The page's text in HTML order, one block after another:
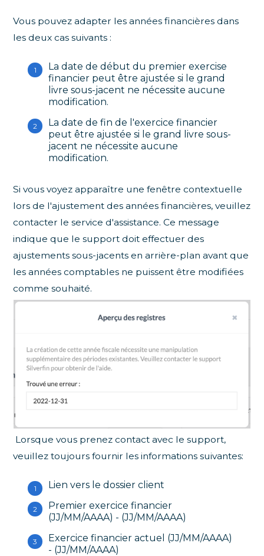
Vous pouvez adapter les années financières dans
les deux cas suivants :
La date de début du premier exercise
financier peut être ajustée si le grand
livre sous-jacent ne nécessite aucune
modification.
La date de fin de l'exercice financier
peut être ajustée si le grand livre sous-
jacent ne nécessite aucune
modification.
Si vous voyez apparaître une fenêtre contextuelle
lors de l'ajustement des années financières, veuillez
contacter le service d'assistance. Ce message
indique que le support doit effectuer des
ajustements sous-jacents en arrière-plan avant que
les années comptables ne puissent être modifiées
comme souhaité.
Lorsque vous prenez contact avec le support,
veuillez toujours fournir les informations suivantes:
Lien vers le dossier client
Premier exercice financier
(JJ/MM/AAAA) - (JJ/MM/AAAA)
Exercice financier actuel (JJ/MM/AAAA)
- (JJ/MM/AAAA)